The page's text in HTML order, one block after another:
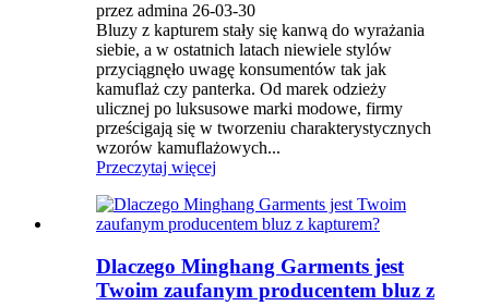
przez admina 26-03-30
Bluzy z kapturem stały się kanwą do wyrażania
siebie, a w ostatnich latach niewiele stylów
przyciągnęło uwagę konsumentów tak jak
kamuflaż czy panterka. Od marek odzieży
ulicznej po luksusowe marki modowe, firmy
prześcigają się w tworzeniu charakterystycznych
wzorów kamuflażowych...
Przeczytaj więcej
Dlaczego Minghang Garments jest
Twoim zaufanym producentem bluz z